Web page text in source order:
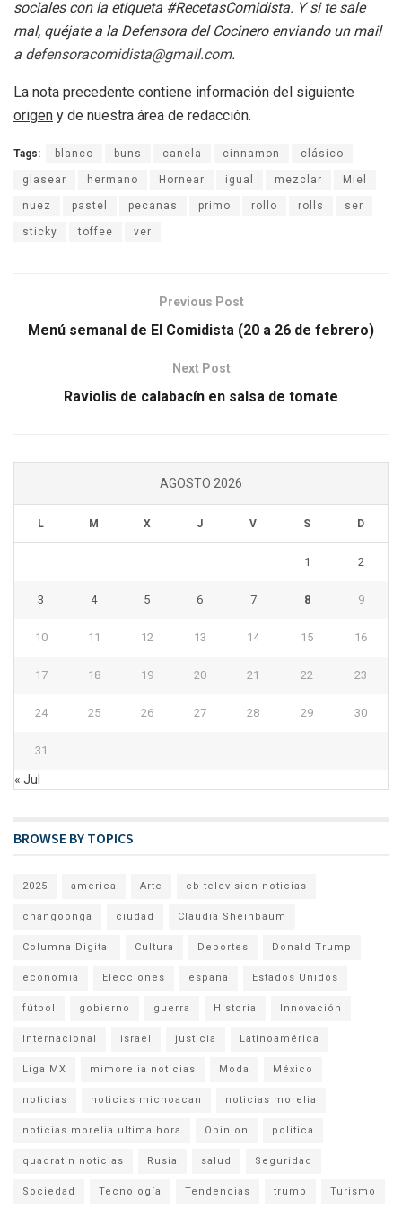
sociales con la etiqueta #RecetasComidista. Y si te sale
mal, quéjate a la Defensora del Cocinero enviando un mail
a defensoracomidista@gmail.com.
La nota precedente contiene información del siguiente
origen y de nuestra área de redacción.
Tags: blanco buns canela cinnamon clásico
glasear hermano Hornear igual mezclar Miel
nuez pastel pecanas primo rollo rolls ser
sticky toffee ver
Previous Post
Menú semanal de El Comidista (20 a 26 de febrero)
Next Post
Raviolis de calabacín en salsa de tomate
AGOSTO 2026
L M X J V S D
1 2
3 4 5 6 7 8 9
10 11 12 13 14 15 16
17 18 19 20 21 22 23
24 25 26 27 28 29 30
31
« Jul
BROWSE BY TOPICS
2025 america Arte cb television noticias
changoonga ciudad Claudia Sheinbaum
Columna Digital Cultura Deportes Donald Trump
economia Elecciones españa Estados Unidos
fútbol gobierno guerra Historia Innovación
Internacional israel justicia Latinoamérica
Liga MX mimorelia noticias Moda México
noticias noticias michoacan noticias morelia
noticias morelia ultima hora Opinion politica
quadratin noticias Rusia salud Seguridad
Sociedad Tecnología Tendencias trump Turismo